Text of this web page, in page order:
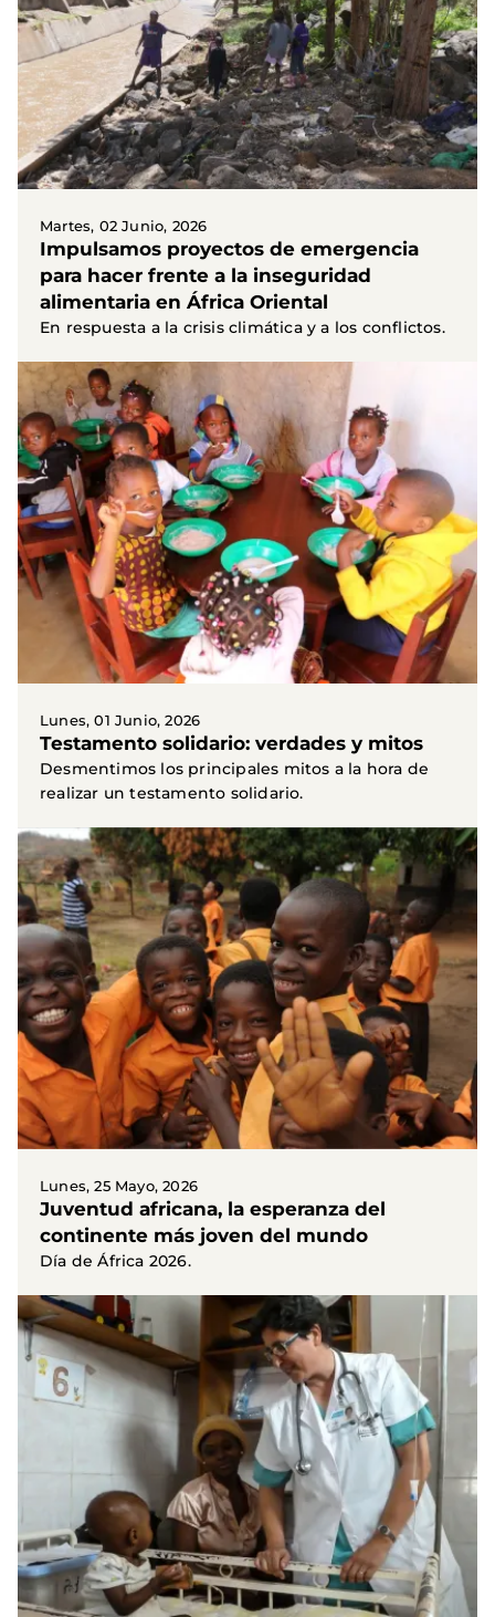
Martes, 02 Junio, 2026
Impulsamos proyectos de emergencia
para hacer frente a la inseguridad
alimentaria en África Oriental
En respuesta a la crisis climática y a los conflictos.
Lunes, 01 Junio, 2026
Testamento solidario: verdades y mitos
Desmentimos los principales mitos a la hora de
realizar un testamento solidario.
Lunes, 25 Mayo, 2026
Juventud africana, la esperanza del
continente más joven del mundo
Día de África 2026.